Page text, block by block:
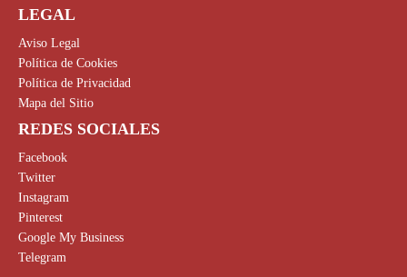
LEGAL
Aviso Legal
Política de Cookies
Política de Privacidad
Mapa del Sitio
REDES SOCIALES
Facebook
Twitter
Instagram
Pinterest
Google My Business
Telegram